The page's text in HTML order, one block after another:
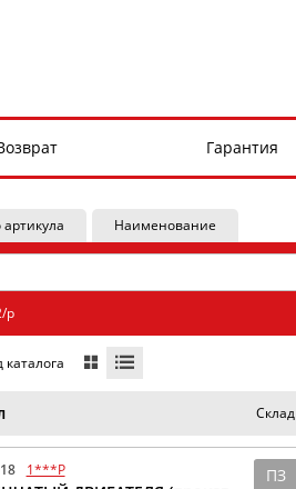
Гарантия
Наименование
p
каталога
Склад
1***P ПЗ